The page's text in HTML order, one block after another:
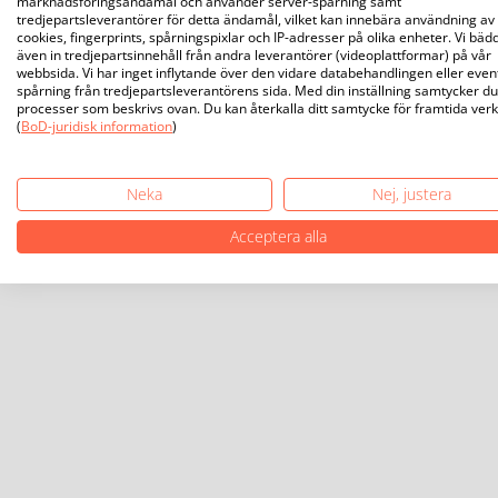
tredjepartsleverantörer för detta ändamål, vilket kan innebära användning av
cookies, fingerprints, spårningspixlar och IP-adresser på olika enheter. Vi
även in tredjepartsinnehåll från andra leverantörer (videoplattformar) på vår
webbsida. Vi har inget inflytande över den vidare databehandlingen eller
spårning från tredjepartsleverantörens sida. Med din inställning samtycker
processer som beskrivs ovan. Du kan återkalla ditt samtycke för framtida
(BoD-juridisk information)
Neka
Nej, justera
Acceptera alla